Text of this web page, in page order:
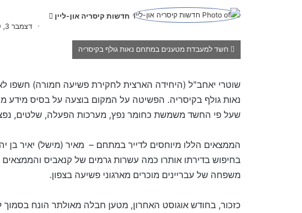
חדשות קיסריה און-ליין
n
e
m
i
l
דצמבר 3, 2020
חשד למעבדת מטענים במתחם נאות גולף בקיסריה
שוטרי יאחב"ל (היחידה הארצית לחקירת פשיעה חמורה)
נאות גולף בקיסריה. הפשיטה על המקום בוצעה על בסיס מידע
שעל פי החשד משמשת כחומר נפץ, מערכות הפעלה, שלטים,
הממצאים הללו מיוחסים לדייר במתחם –
בחיפוש בדירתו אותרו כמה עשרות גרמים של קנאביס והממצאים
משפחה של עבריינים מוכרים מארגוני פשיעה בצפון.
כזכור, בחודש אוגוסט האחרון, מטען חבלה מאולתר הונח